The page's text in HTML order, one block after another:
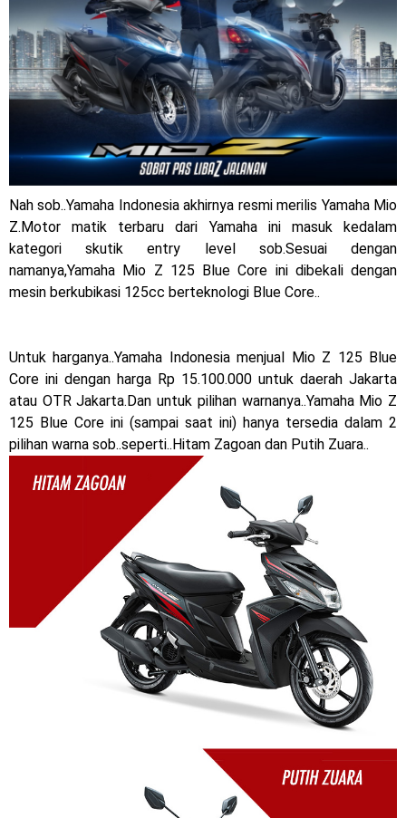
Jelajah Petualangan Tanpa Batas
Yamalube Power XP Matic resmi dirilis untuk skutik Blue
Core 125cc dengan mobilitas tinggi
Yamaha Indonesia Rilis Warna Baru Fazzio Hybrid yang lebih
Eye Catchy & Kece Abis
Sudah pakai diskbrake belakang ! Yamaha Indonesia Resmi
perkenalkan Aerox Alpha 155 Turbo !
Yamaha Nmax Turbo 155 sudah lahir, Aerox Turbo hanya
Honda Indonesia resmi jual New CBR 1000RR-R Fireblade
2025, harganya mantap !
Dukung MotoGP Mandalika 2024, AHM serahkan 10 unit
motor listrik EM1 e
Yamaha Indonesia resmi luncurkan Nmax 155 Turbo
Sudah pakai winglet Karbon, Yamaha resmi merilis YZF-R1
dan YZF-R1M model 2025 !
Begini penampakan livery Kawasaki Ninja ZX-25RR KRT
Edition 2025
Berkenalan dengan KTM 990 RC R, jagoan baru dari KTM !
Yamaha Rilis New R15M versi 2024, makin sangar !
Penampakan tim Red Bull KTM Factory Racing musim 2024 !
MotoGP : Francesco Bagnaia Juara Dunia MotoGP musim
Nah sob..Yamaha Indonesia akhirnya resmi merilis Yamaha Mio
Z.Motor matik terbaru dari Yamaha ini masuk kedalam
kategori skutik entry level sob.Sesuai dengan
namanya,Yamaha Mio Z 125 Blue Core ini dibekali dengan
mesin berkubikasi 125cc berteknologi Blue Core..
Untuk harganya..Yamaha Indonesia menjual Mio Z 125 Blue
Core ini dengan harga Rp 15.100.000 untuk daerah Jakarta
atau OTR Jakarta.Dan untuk pilihan warnanya..Yamaha Mio Z
125 Blue Core ini (sampai saat ini) hanya tersedia dalam 2
pilihan warna sob..seperti..Hitam Zagoan dan Putih Zuara..